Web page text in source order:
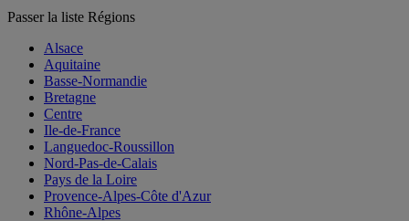
Passer la liste Régions
Alsace
Aquitaine
Basse-Normandie
Bretagne
Centre
Ile-de-France
Languedoc-Roussillon
Nord-Pas-de-Calais
Pays de la Loire
Provence-Alpes-Côte d'Azur
Rhône-Alpes